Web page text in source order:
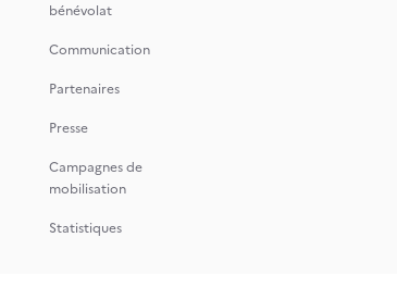
bénévolat
Communication
Partenaires
Presse
Campagnes de
mobilisation
Statistiques